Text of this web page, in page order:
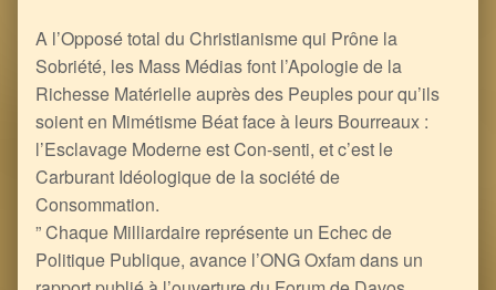
A l’Opposé total du Christianisme qui Prône la
Sobriété, les Mass Médias font l’Apologie de la
Richesse Matérielle auprès des Peuples pour qu’ils
soient en Mimétisme Béat face à leurs Bourreaux :
l’Esclavage Moderne est Con-senti, et c’est le
Carburant Idéologique de la société de
Consommation.
” Chaque Milliardaire représente un Echec de
Politique Publique, avance l’ONG Oxfam dans un